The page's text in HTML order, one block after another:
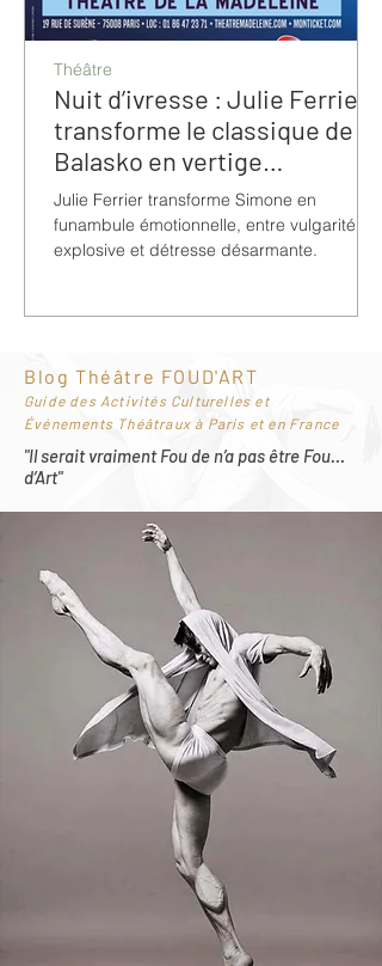
Nuit d’ivresse : Julie Ferrier
transforme le classique de
Balasko en vertige
bouleversant
Julie Ferrier transforme Simone en
funambule émotionnelle, entre vulgarité
explosive et détresse désarmante.
Théâtre
Blog Théâtre FOUD'ART
Guide des Activités Culturelles et
Événements Théâtraux à Paris et en France
"Il serait vraiment Fou de n’a pas être Fou…
d’Art"